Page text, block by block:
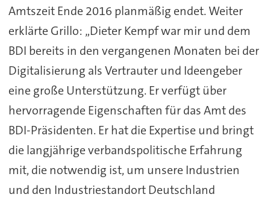
Amtszeit Ende 2016 planmäßig endet. Weiter
erklärte Grillo: „Dieter Kempf war mir und dem
BDI bereits in den vergangenen Monaten bei der
Digitalisierung als Vertrauter und Ideengeber
eine große Unterstützung. Er verfügt über
hervorragende Eigenschaften für das Amt des
BDI-Präsidenten. Er hat die Expertise und bringt
die langjährige verbandspolitische Erfahrung
mit, die notwendig ist, um unsere Industrien
und den Industriestandort Deutschland